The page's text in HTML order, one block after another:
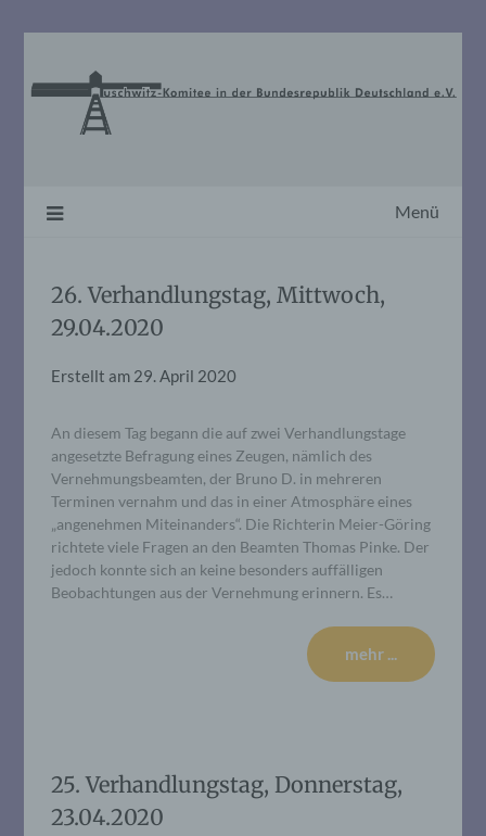
Menü
26. Verhandlungstag, Mittwoch,
29.04.2020
Erstellt am 29. April 2020
An diesem Tag begann die auf zwei Verhandlungstage
angesetzte Befragung eines Zeugen, nämlich des
Vernehmungsbeamten, der Bruno D. in mehreren
Terminen vernahm und das in einer Atmosphäre eines
„angenehmen Miteinanders“. Die Richterin Meier-Göring
richtete viele Fragen an den Beamten Thomas Pinke. Der
jedoch konnte sich an keine besonders auffälligen
Beobachtungen aus der Vernehmung erinnern. Es…
mehr ...
25. Verhandlungstag, Donnerstag,
23.04.2020